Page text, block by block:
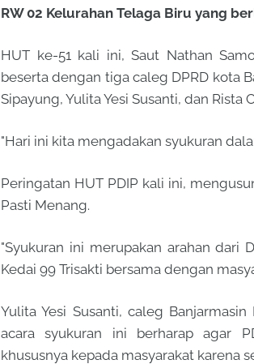
RW 02 Kelurahan Telaga Biru yang
HUT ke-51 kali ini, Saut Nathan
beserta dengan tiga caleg DPRD kota
Sipayung, Yulita Yesi Susanti, dan Rista
"Hari ini kita mengadakan syukuran
Peringatan HUT PDIP kali ini,
Pasti Menang.
"Syukuran ini merupakan arahan dari
Kedai 99 Trisakti bersama dengan
Yulita Yesi Susanti, caleg
acara syukuran ini berharap agar
khususnya kepada masyarakat karena